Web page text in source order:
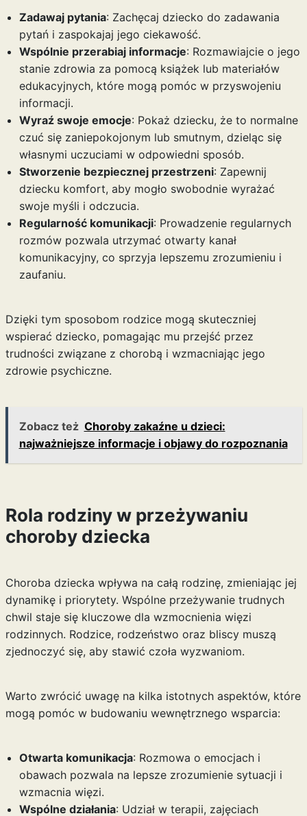
Zadawaj pytania: Zachęcaj dziecko do zadawania
pytań i zaspokajaj jego ciekawość.
Wspólnie przerabiaj informacje: Rozmawiajcie o jego
stanie zdrowia za pomocą książek lub materiałów
edukacyjnych, które mogą pomóc w przyswojeniu
informacji.
Wyraź swoje emocje: Pokaż dziecku, że to normalne
czuć się zaniepokojonym lub smutnym, dzieląc się
własnymi uczuciami w odpowiedni sposób.
Stworzenie bezpiecznej przestrzeni: Zapewnij
dziecku komfort, aby mogło swobodnie wyrażać
swoje myśli i odczucia.
Regularność komunikacji: Prowadzenie regularnych
rozmów pozwala utrzymać otwarty kanał
komunikacyjny, co sprzyja lepszemu zrozumieniu i
zaufaniu.
Dzięki tym sposobom rodzice mogą skuteczniej
wspierać dziecko, pomagając mu przejść przez
trudności związane z chorobą i wzmacniając jego
zdrowie psychiczne.
Zobacz też Choroby zakaźne u dzieci:
najważniejsze informacje i objawy do rozpoznania
Rola rodziny w przeżywaniu
choroby dziecka
Choroba dziecka wpływa na całą rodzinę, zmieniając jej
dynamikę i priorytety. Wspólne przeżywanie trudnych
chwil staje się kluczowe dla wzmocnienia więzi
rodzinnych. Rodzice, rodzeństwo oraz bliscy muszą
zjednoczyć się, aby stawić czoła wyzwaniom.
Warto zwrócić uwagę na kilka istotnych aspektów, które
mogą pomóc w budowaniu wewnętrznego wsparcia:
Otwarta komunikacja: Rozmowa o emocjach i
obawach pozwala na lepsze zrozumienie sytuacji i
wzmacnia więzi.
Wspólne działania: Udział w terapii, zajęciach